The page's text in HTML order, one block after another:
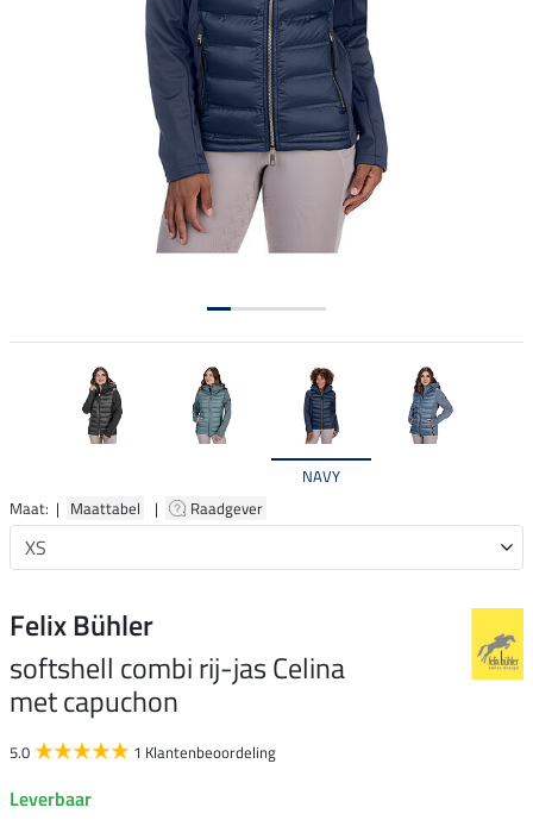
NAVY
Maat: | Maattabel | Raadgever
Felix Bühler
softshell combi rij-jas Celina
met capuchon
5.0 1 Klantenbeoordeling
Leverbaar